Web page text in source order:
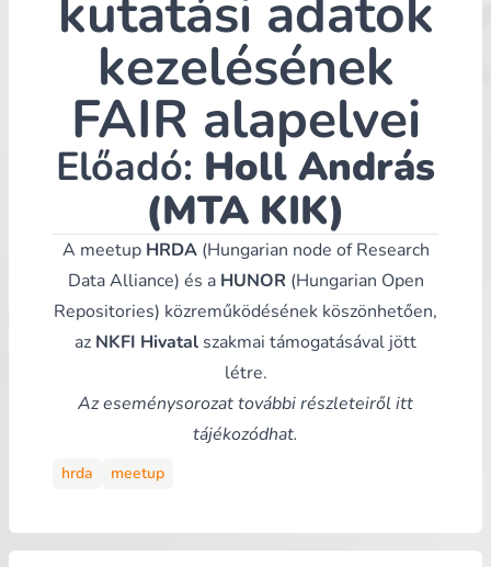
kezelésének
FAIR alapelvei
Előadó: Holl András
(MTA KIK)
A meetup HRDA(Hungarian node of Research
Data Alliance) és a HUNOR (Hungarian Open
Repositories) közreműködésének köszönhetően,
az NKFI Hivatal szakmai támogatásával jött
létre.
Az eseménysorozat további részleteiről itt
tájékozódhat.
hrda meetup